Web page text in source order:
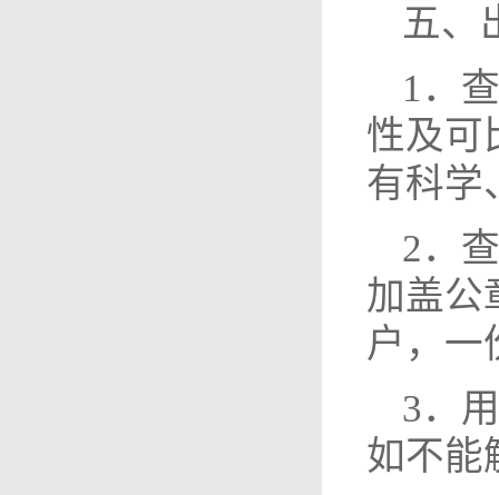
五、
1．
性及可
有科学
2．
加盖公
户，一
3．
如不能